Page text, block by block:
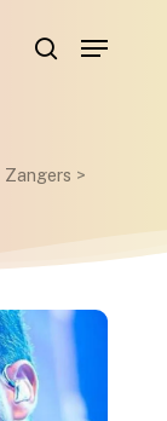
Menu
Zangers >